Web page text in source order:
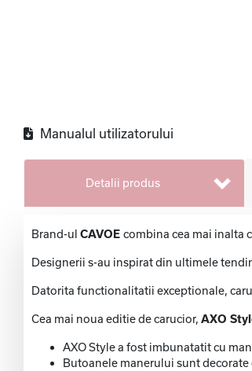
Manualul utilizatorului
Detalii produs
Brand-ul CAVOE combina cea mai inalta
Designerii s-au inspirat din ultimele
Datorita functionalitatii exceptionale,
Cea mai noua editie de carucior, AXO
AXO Style a fost imbunatatit cu
Butoanele manerului sunt